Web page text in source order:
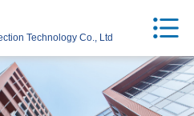
Technology Co., Ltd